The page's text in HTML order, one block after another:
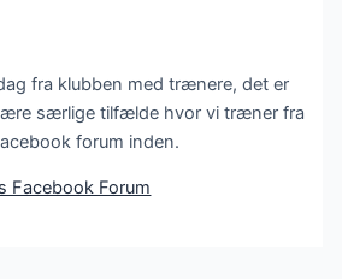
fra klubben med trænere, det er
særlige tilfælde hvor vi træner fra
forum inden.
Facebook Forum